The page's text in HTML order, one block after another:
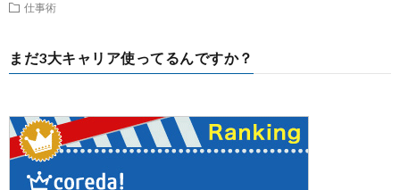
仕事術
まだ3大キャリア使ってるんですか？